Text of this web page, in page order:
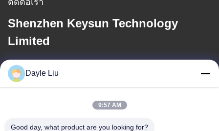
ติดต่อเรา
Shenzhen Keysun Technology
Limited
อีเมล
power06@szzhpower.com
ที่อยู่ของเรา
Dayle Liu
9:57 AM
Good day, what product are you looking for?